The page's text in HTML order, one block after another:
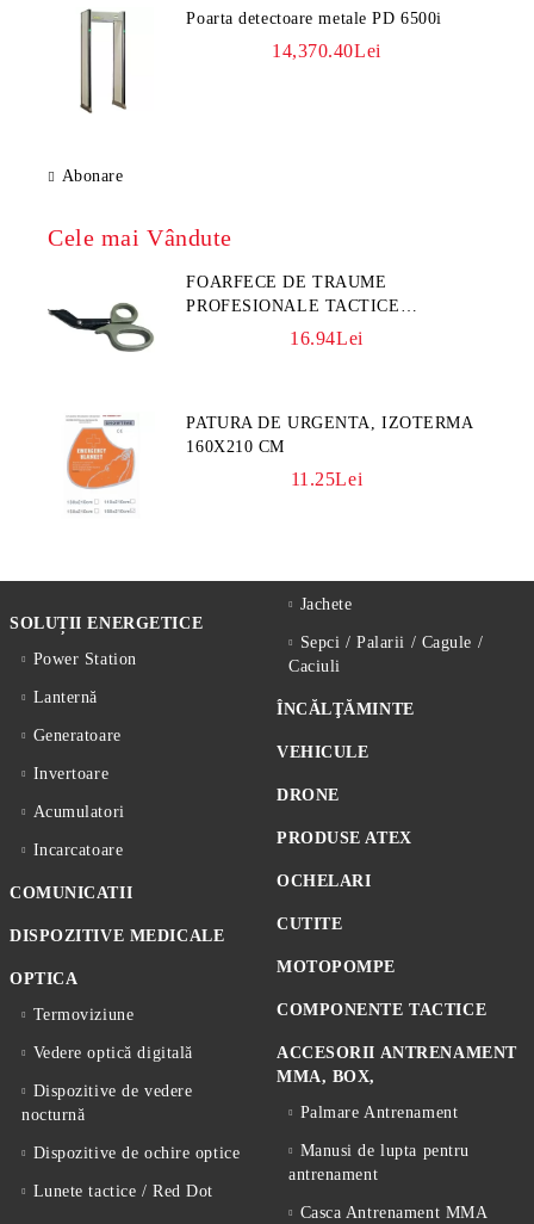
Poarta detectoare metale PD 6500i
14,370.40Lei
Abonare
Cele mai Vândute
FOARFECE DE TRAUME
PROFESIONALE TACTICE
CULOARE KAKI16.94Lei
PATURA DE URGENTA, IZOTERMA
160X210 CM
11.25Lei
SOLUȚII ENERGETICE
Power Station
Lanternă
Generatoare
Invertoare
Acumulatori
Incarcatoare
COMUNICATII
DISPOZITIVE MEDICALE
OPTICA
Termoviziune
Vedere optică digitală
Dispozitive de vedere
nocturnă
Dispozitive de ochire optice
Lunete tactice / Red Dot
Jachete
Sepci / Palarii / Cagule /
Caciuli
ÎNCĂLŢĂMINTE
VEHICULE
DRONE
PRODUSE ATEX
OCHELARI
CUTITE
MOTOPOMPE
COMPONENTE TACTICE
ACCESORII ANTRENAMENT
MMA, BOX,
Palmare Antrenament
Manusi de lupta pentru
antrenament
Casca Antrenament MMA